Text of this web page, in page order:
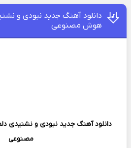
دانلود آهنگ جدید نبودی و
هوش مصنوعی
دانلود آهنگ جدید نبودی و نشنیدی
مصنوعی